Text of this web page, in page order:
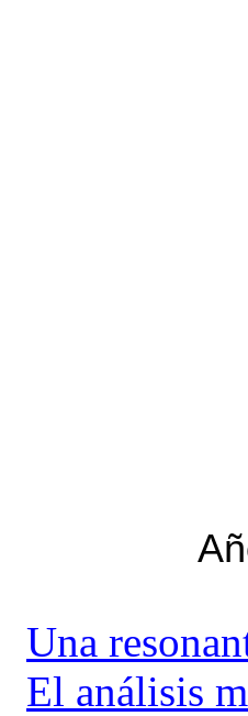
Una
El análisis